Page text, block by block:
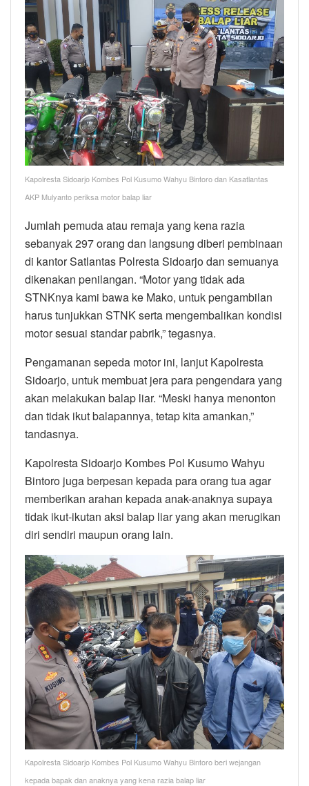
Kapolresta Sidoarjo Kombes Pol Kusumo Wahyu Bintoro dan Kasatlantas
AKP Mulyanto periksa motor balap liar
Jumlah pemuda atau remaja yang kena razia
sebanyak 297 orang dan langsung diberi pembinaan
di kantor Satlantas Polresta Sidoarjo dan semuanya
dikenakan penilangan. “Motor yang tidak ada
STNKnya kami bawa ke Mako, untuk pengambilan
harus tunjukkan STNK serta mengembalikan kondisi
motor sesuai standar pabrik,” tegasnya.
Pengamanan sepeda motor ini, lanjut Kapolresta
Sidoarjo, untuk membuat jera para pengendara yang
akan melakukan balap liar. “Meski hanya menonton
dan tidak ikut balapannya, tetap kita amankan,”
tandasnya.
Kapolresta Sidoarjo Kombes Pol Kusumo Wahyu
Bintoro juga berpesan kepada para orang tua agar
memberikan arahan kepada anak-anaknya supaya
tidak ikut-ikutan aksi balap liar yang akan merugikan
diri sendiri maupun orang lain.
Kapolresta Sidoarjo Kombes Pol Kusumo Wahyu Bintoro beri wejangan
kepada bapak dan anaknya yang kena razia balap liar